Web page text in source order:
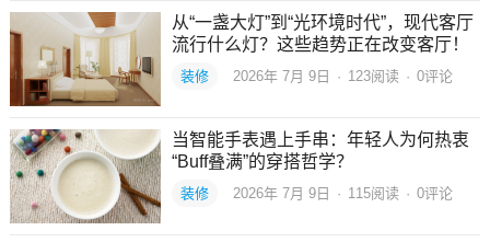
从“一盏大灯”到“光环境时代”，现代客厅
流行什么灯？这些趋势正在改变客厅！
装修 2026年 7月 9日 · 123阅读 · 0评论
当智能手表遇上手串：年轻人为何热衷
“Buff叠满”的穿搭哲学？
装修 2026年 7月 9日 · 115阅读 · 0评论